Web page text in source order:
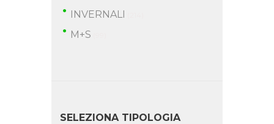
INVERNALI
M+S
SELEZIONA TIPOLOGIA